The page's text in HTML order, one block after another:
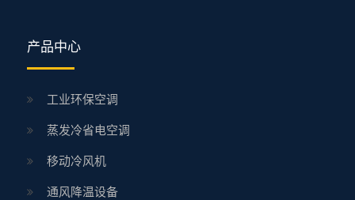
产品中心
工业环保空调
蒸发冷省电空调
移动冷风机
通风降温设备